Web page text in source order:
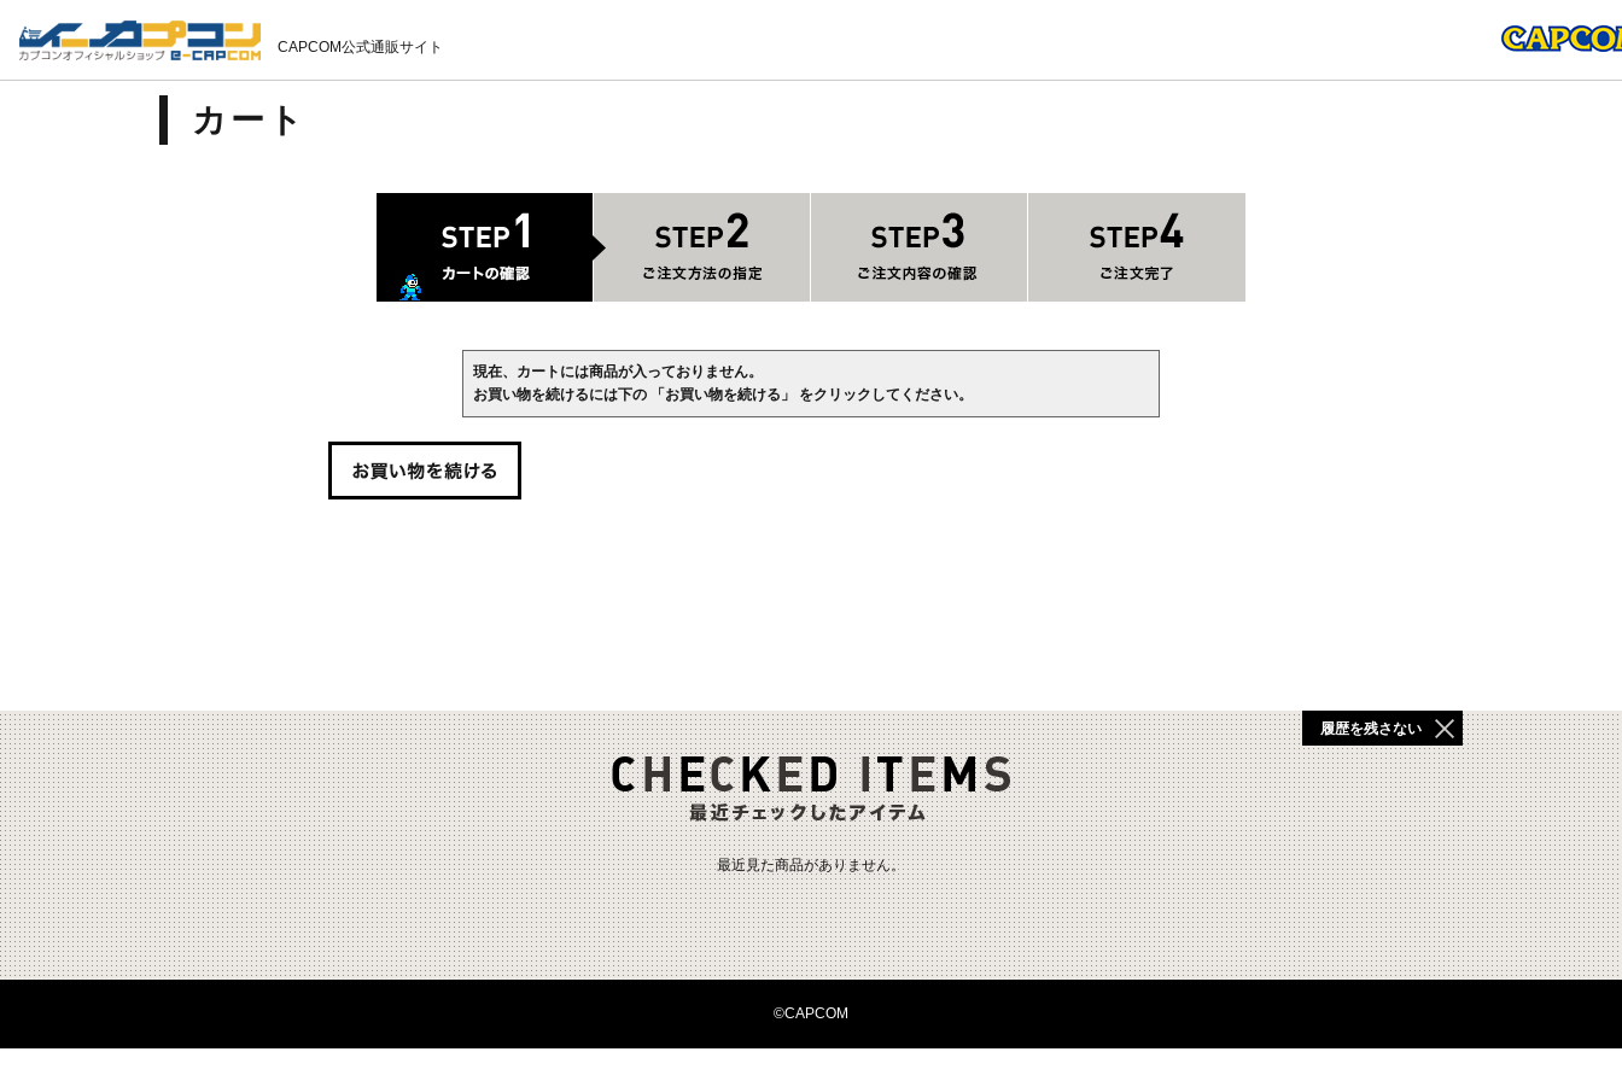
CAPCOM公式通販サイト
カート
現在、カートには商品が入っておりません。
お買い物を続けるには下の 「お買い物を続ける」 をクリックしてください。
最近見た商品がありません。
履歴を残さない
©CAPCOM